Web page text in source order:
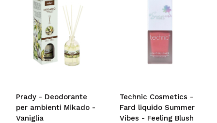
Consiglieresti questo acquisto? Si
Prady - Deodorante
per ambienti Mikado -
Vaniglia
Technic Cosmetics -
Fard liquido Summer
Vibes - Feeling Blush